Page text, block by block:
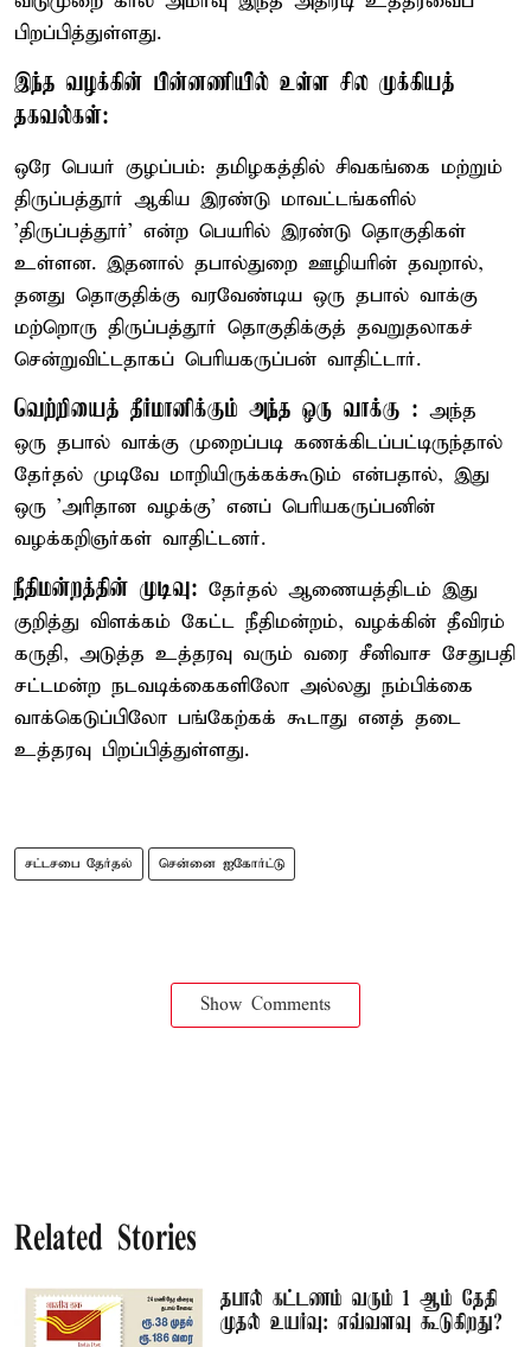
பிறப்பித்துள்ளது.
இந்த வழக்கின் பின்னணியில் உள்ள சில முக்கியத்
தகவல்கள்:
ஒரே பெயர் குழப்பம்: தமிழகத்தில் சிவகங்கை மற்றும்
திருப்பத்தூர் ஆகிய இரண்டு மாவட்டங்களில்
'திருப்பத்தூர்' என்ற பெயரில் இரண்டு தொகுதிகள்
உள்ளன. இதனால் தபால்துறை ஊழியரின் தவறால்,
தனது தொகுதிக்கு வரவேண்டிய ஒரு தபால் வாக்கு
மற்றொரு திருப்பத்தூர் தொகுதிக்குத் தவறுதலாகச்
சென்றுவிட்டதாகப் பெரியகருப்பன் வாதிட்டார்.
வெற்றியைத் தீர்மானிக்கும் அந்த ஒரு வாக்கு : அந்த
ஒரு தபால் வாக்கு முறைப்படி கணக்கிடப்பட்டிருந்தால்
தேர்தல் முடிவே மாறியிருக்கக்கூடும் என்பதால், இது
ஒரு 'அரிதான வழக்கு' எனப் பெரியகருப்பனின்
வழக்கறிஞர்கள் வாதிட்டனர்.
நீதிமன்றத்தின் முடிவு: தேர்தல் ஆணையத்திடம் இது
குறித்து விளக்கம் கேட்ட நீதிமன்றம், வழக்கின் தீவிரம்
கருதி, அடுத்த உத்தரவு வரும் வரை சீனிவாச சேதுபதி
சட்டமன்ற நடவடிக்கைகளிலோ அல்லது நம்பிக்கை
வாக்கெடுப்பிலோ பங்கேற்கக் கூடாது எனத் தடை
உத்தரவு பிறப்பித்துள்ளது.
சட்டசபை தேர்தல் சென்னை ஐகோர்ட்டு
Show Comments
Related Stories
தபால் கட்டணம் வரும் 1 ஆம் தேதி
முதல் உயர்வு: எவ்வளவு கூடுகிறது?